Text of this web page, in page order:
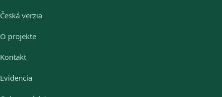
Česká verzia
O projekte
Kontakt
Evidencia